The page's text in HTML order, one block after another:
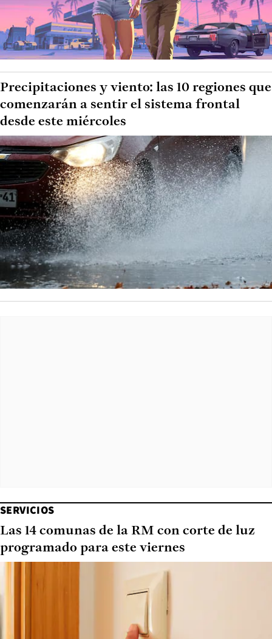
Precipitaciones y viento: las 10 regiones que
comenzarán a sentir el sistema frontal
desde este miércoles
SERVICIOS
Las 14 comunas de la RM con corte de luz
programado para este viernes